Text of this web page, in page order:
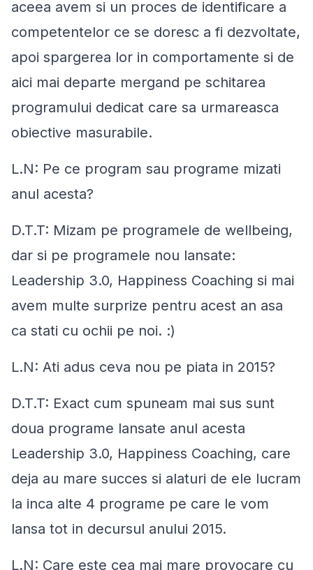
aceea avem si un proces de identificare a
competentelor ce se doresc a fi dezvoltate,
apoi spargerea lor in comportamente si de
aici mai departe mergand pe schitarea
programului dedicat care sa urmareasca
obiective masurabile.
L.N: Pe ce program sau programe mizati
anul acesta?
D.T.T: Mizam pe programele de wellbeing,
dar si pe programele nou lansate:
Leadership 3.0, Happiness Coaching si mai
avem multe surprize pentru acest an asa
ca stati cu ochii pe noi. :)
L.N: Ati adus ceva nou pe piata in 2015?
D.T.T: Exact cum spuneam mai sus sunt
doua programe lansate anul acesta
Leadership 3.0, Happiness Coaching, care
deja au mare succes si alaturi de ele lucram
la inca alte 4 programe pe care le vom
lansa tot in decursul anului 2015.
L.N: Care este cea mai mare provocare cu